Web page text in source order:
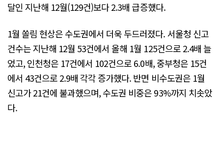
달인 지난해 12월(129건)보다 2.3배 급증했다.
1월 쏠림 현상은 수도권에서 더욱 두드러졌다. 서울청 신고
건수는 지난해 12월 53건에서 올해 1월 125건으로 2.4배 늘
었고, 인천청은 17건에서 102건으로 6.0배, 중부청은 15건
에서 43건으로 2.9배 각각 증가했다. 반면 비수도권은 1월
신고가 21건에 불과했으며, 수도권 비중은 93%까지 치솟았
다.